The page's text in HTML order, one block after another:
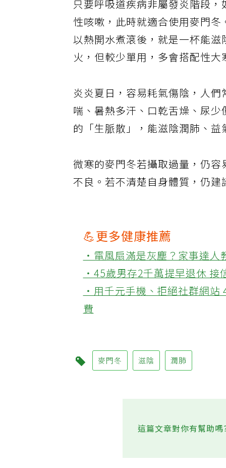
只要呼吸道疾病非屬發炎階段
性咳嗽，此時就適合使用麥門
以熱開水煮滾後，就是一杯能
火，但較少單用，多會搭配性
炎炎夏日，容易耗氣傷陰，人
喘、暑熱多汗、口乾舌燥、尿
的「生脈散」，能滋陰潤肺、益
微寒的麥門冬若攝取過量，仍
不良。若不清楚自身體質，仍
💪更多健康推薦
‧電風扇滿是灰塵？家事達人
‧45歲男存2千萬提早退休 接
‧用千元手機、拒絕社群網站
費
麥門冬 滋陰 潤肺
這篇文章對你有幫助